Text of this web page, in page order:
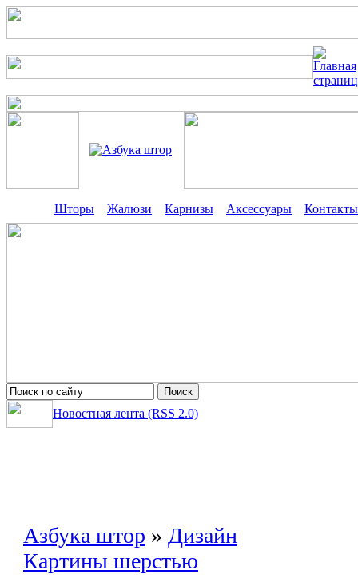
Шторы Жалюзи Карнизы Аксессуары Контакты
Новостная лента (RSS 2.0)
Азбука штор » Дизайн
Картины шерстью